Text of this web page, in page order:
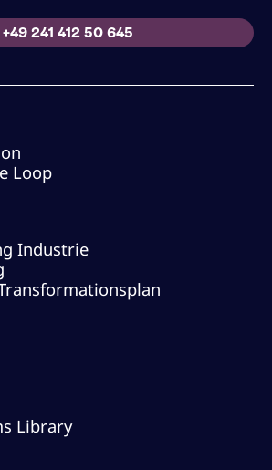
+49 241 412 50 645
Loop
Industrie
Library